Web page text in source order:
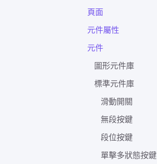
頁面
元件屬性
元件
圖形元件庫
標準元件庫
滑動開關
無段按鍵
段位按鍵
單擊多狀態按鍵